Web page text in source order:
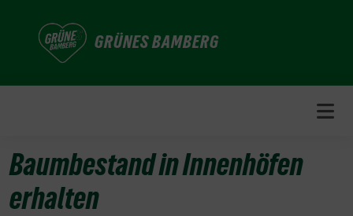
GRÜNES BAMBERG
Baumbestand in Innenhöfen
erhalten